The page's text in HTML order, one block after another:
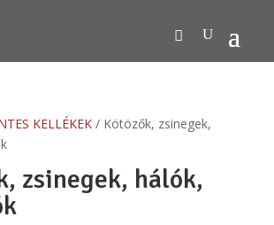
KELLÉKEK/ Kötözők, zsinegek,
zsinegek, hálók,